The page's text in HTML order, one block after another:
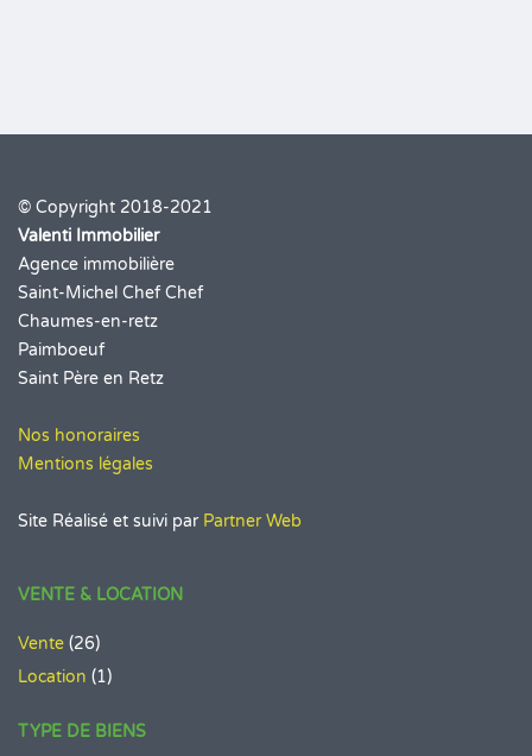
© Copyright 2018-2021
Valenti Immobilier
Agence immobilière
Saint-Michel Chef Chef
Chaumes-en-retz
Paimboeuf
Saint Père en Retz
Nos honoraires
Mentions légales
Site Réalisé et suivi par Partner Web
VENTE & LOCATION
Vente (26)
Location (1)
TYPE DE BIENS